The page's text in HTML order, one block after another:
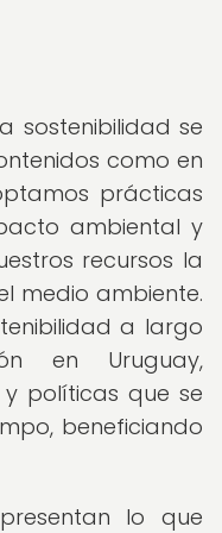
sostenibilidad se
como en
prácticas
ambiental y
recursos la
medio ambiente.
a largo
en Uruguay,
políticas que se
beneficiando
lo que